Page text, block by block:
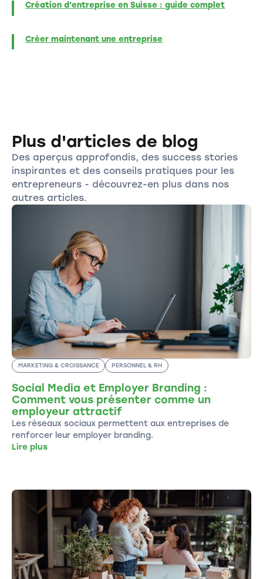
Création d'entreprise en Suisse : guide complet
Créer maintenant une entreprise
Plus d'articles de blog
Des aperçus approfondis, des success stories
inspirantes et des conseils pratiques pour les
entrepreneurs - découvrez-en plus dans nos
autres articles.
MARKETING & CROISSANCE PERSONNEL & RH
Social Media et Employer Branding :
Comment vous présenter comme un
employeur attractif
Les réseaux sociaux permettent aux entreprises de
renforcer leur employer branding.
Lire plus